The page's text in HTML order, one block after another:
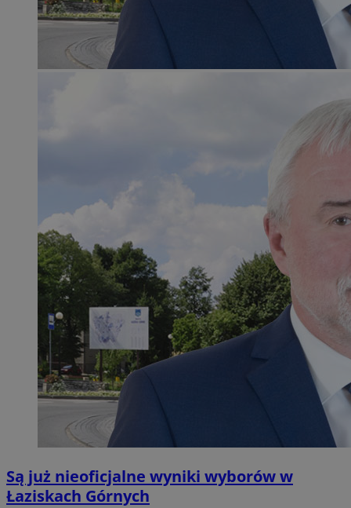
Są już nieoficjalne wyniki wyborów w
Łaziskach Górnych